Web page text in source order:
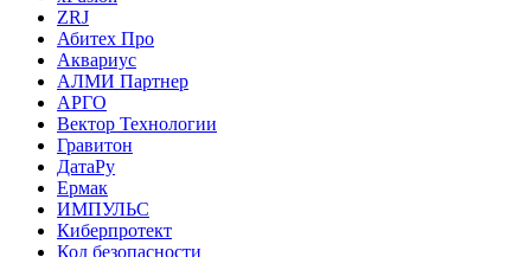
ZRJ
Абитех Про
Аквариус
АЛМИ Партнер
АРГО
Вектор Технологии
Гравитон
ДатаРу
Ермак
ИМПУЛЬС
Киберпротект
Код безопасности